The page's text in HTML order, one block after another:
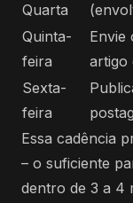
Quarta
Quinta-
feira
Envie
artigo
Sexta-
feira
Essa cadência
– o suficiente
dentro de 3 a 4